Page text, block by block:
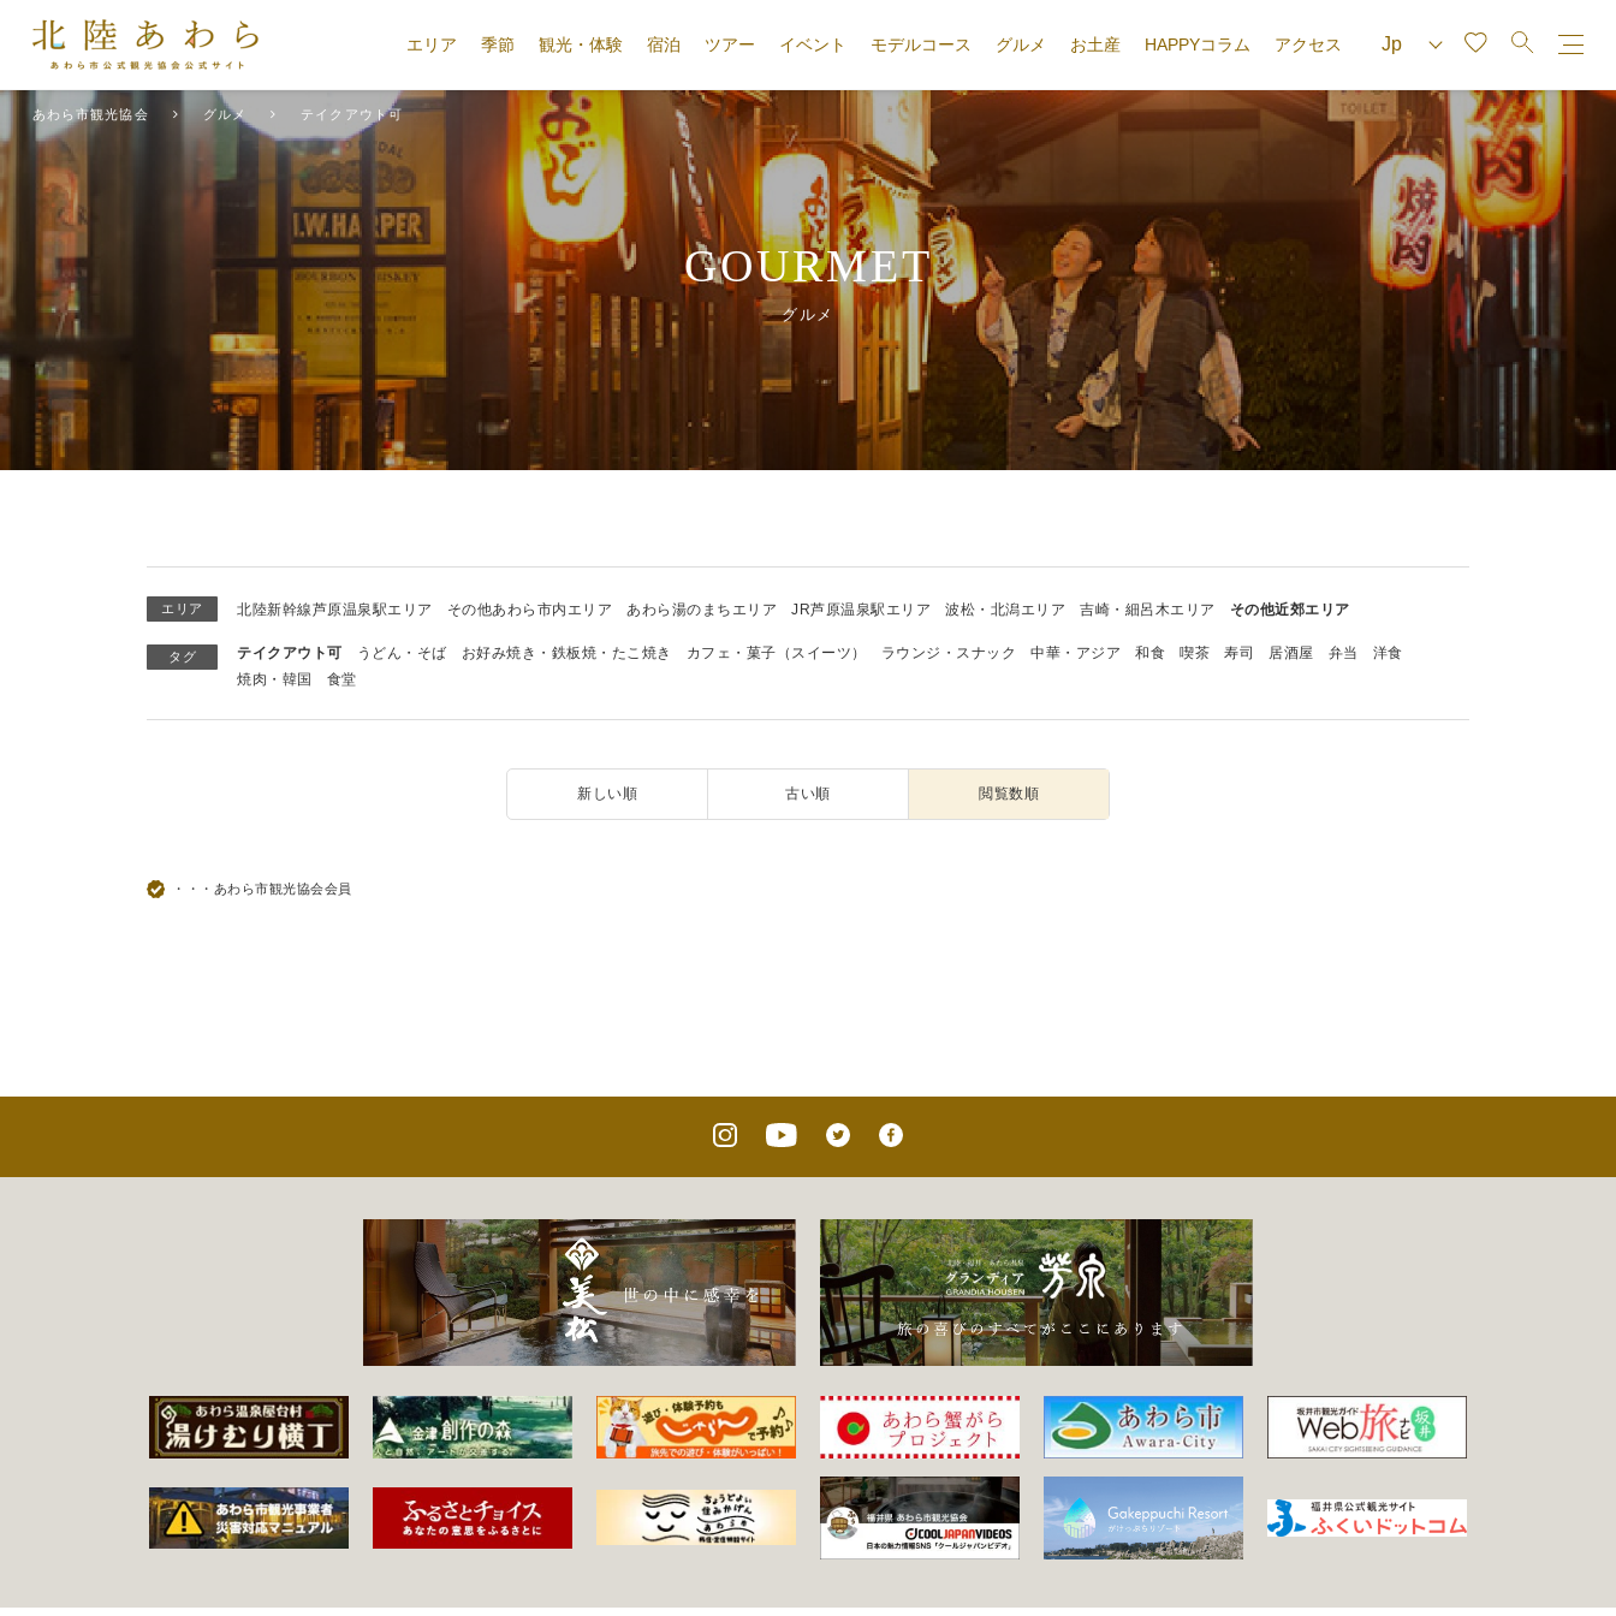
エリア 季節 観光・体験 宿泊 ツアー イベント モデルコース グルメ お土産 HAPPYコラム アクセス
あわら市観光協会 グルメ テイクアウト可
GOURMET
グルメ
エリア 北陸新幹線芦原温泉駅エリア その他あわら市内エリア あわら湯のまちエリア JR芦原温泉駅エリア 波松・北潟エリア 吉崎・細呂木エリア その他近郊エリア
タグ テイクアウト可 うどん・そば お好み焼き・鉄板焼・たこ焼き カフェ・菓子（スイーツ） ラウンジ・スナック 中華・アジア 和食 喫茶 寿司 居酒屋 弁当
洋食
焼肉・韓国
食堂
新しい順 古い順 閲覧数順
・・・あわら市観光協会会員